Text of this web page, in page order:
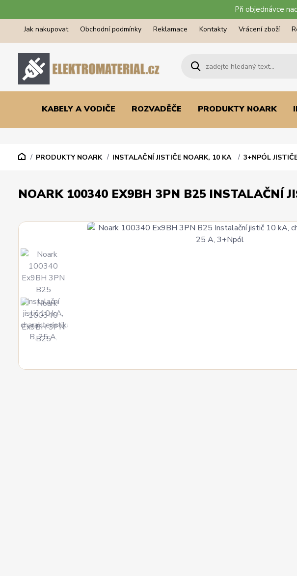
Při objednávce
Jak nakupovat Obchodní podmínky Reklamace Kontakty Vrácení zboží
KABELY A VODIČE ROZVADĚČE PRODUKTY NOARK
PRODUKTY NOARK INSTALAČNÍ JISTIČE NOARK, 10 KA 3+NPÓL
NOARK 100340 EX9BH 3PN B25 INSTALAČNÍ